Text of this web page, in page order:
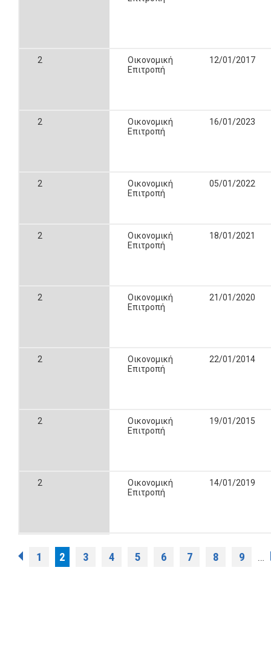
2
Οικονομική
Επιτροπή
12/01/2017
2
Οικονομική
Επιτροπή
16/01/2023
2
Οικονομική
Επιτροπή
05/01/2022
2
Οικονομική
Επιτροπή
18/01/2021
2
Οικονομική
Επιτροπή
21/01/2020
2
Οικονομική
Επιτροπή
22/01/2014
2
Οικονομική
Επιτροπή
19/01/2015
2
Οικονομική
Επιτροπή
14/01/2019
Σελίδες
1 2 3 4 5 6 7 8 9 …